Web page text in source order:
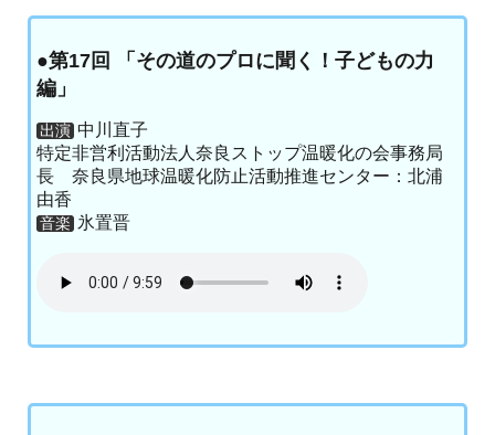
●第17回 「その道のプロに聞く！子どもの力
編」
出演 中川直子
特定非営利活動法人奈良ストップ温暖化の会事務局
長 奈良県地球温暖化防止活動推進センター：北浦
由香
音楽 氷置晋